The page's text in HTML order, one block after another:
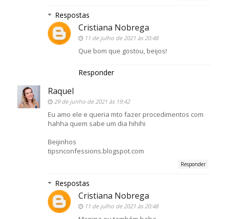
Respostas
Cristiana Nobrega
11 de julho de 2021 às 20:48
Que bom que gostou, beijos!
Responder
Raquel
29 de junho de 2021 às 19:42
Eu amo ele e queria mto fazer procedimentos com
hahha quem sabe um dia hihihi
Beijinhos
tipsnconfessions.blogspot.com
Responder
Respostas
Cristiana Nobrega
11 de julho de 2021 às 20:48